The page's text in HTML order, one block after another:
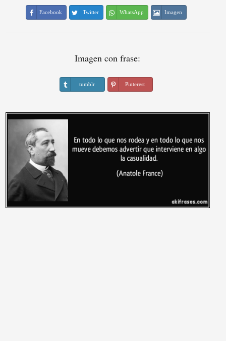
Facebook Twitter WhatsApp Imagen
Imagen con frase:
tumblr Pinterest